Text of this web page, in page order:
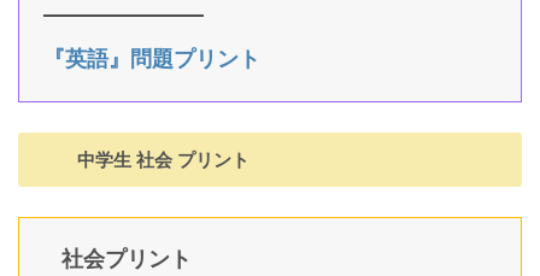
『英語』問題プリント
中学生 社会 プリント
社会プリント